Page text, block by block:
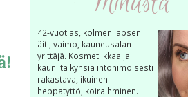
42-vuotias, kolmen lapsen
äiti, vaimo, kauneusalan
yrittäjä. Kosmetiikkaa ja
kauniita kynsiä intohimoisesti
rakastava, ikuinen
heppatyttö, koiraihminen.